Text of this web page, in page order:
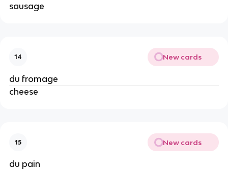
sausage
14 New cards
du fromage
cheese
15 New cards
du pain